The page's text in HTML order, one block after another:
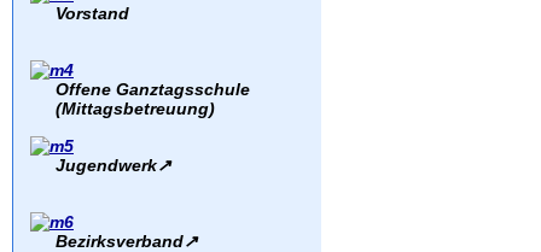
Vorstand
Offene Ganztagsschule
(Mittagsbetreuung)
Jugendwerk↗
Bezirksverband↗